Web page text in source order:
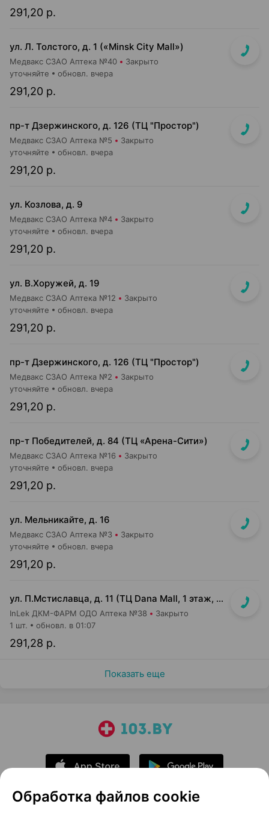
291,20 р.
ул. Л. Толстого, д. 1 («Minsk City Mall»)
Медвакс СЗАО Аптека №40 Закрыто
291,20 р.
уточняйте обновл. вчера
пр-т Дзержинского, д. 126 (ТЦ "Простор")
Медвакс СЗАО Аптека №5 Закрыто
291,20 р.
уточняйте обновл. вчера
ул. Козлова, д. 9
Медвакс СЗАО Аптека №4 Закрыто
291,20 р.
уточняйте обновл. вчера
ул. В.Хоружей, д. 19
Медвакс СЗАО Аптека №12 Закрыто
291,20 р.
уточняйте обновл. вчера
пр-т Дзержинского, д. 126 (ТЦ "Простор")
Медвакс СЗАО Аптека №2 Закрыто
291,20 р.
уточняйте обновл. вчера
пр-т Победителей, д. 84 (ТЦ «Арена-Сити»)
Медвакс СЗАО Аптека №16 Закрыто
291,20 р.
уточняйте обновл. вчера
ул. Мельникайте, д. 16
Медвакс СЗАО Аптека №3 Закрыто
291,20 р.
уточняйте обновл. вчера
ул. П.Мстиславца, д. 11 (ТЦ Dana Mall, 1 этаж, вход напротив инфоцентра м-на Green)
InLek ДКМ-ФАРМ ОДО Аптека №38 Закрыто
291,28 р.
1 шт. обновл. в 01:07
Показать еще
Обработка файлов cookie